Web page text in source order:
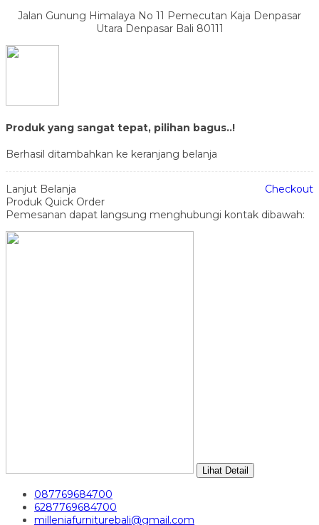
Jalan Gunung Himalaya No 11 Pemecutan Kaja Denpasar
Utara Denpasar Bali 80111
Produk yang sangat tepat, pilihan bagus..!
Berhasil ditambahkan ke keranjang belanja
Lanjut Belanja
Checkout
Produk Quick Order
Pemesanan dapat langsung menghubungi kontak dibawah:
Lihat Detail
087769684700
6287769684700
milleniafurniturebali@gmail.com